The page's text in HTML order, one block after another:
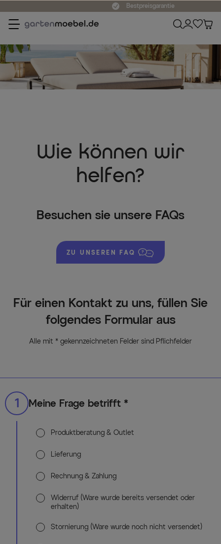
Bestpreisgarantie
Wie können wir
helfen?
Besuchen sie unsere FAQs
ZU UNSEREN FAQ
Für einen Kontakt zu uns, füllen Sie
folgendes Formular aus
Alle mit * gekennzeichneten Felder sind Pflichfelder
1 Meine Frage betrifft *
Produktberatung & Outlet
Lieferung
Rechnung & Zahlung
Widerruf (Ware wurde bereits versendet oder
erhalten)
Stornierung (Ware wurde noch nicht versendet)